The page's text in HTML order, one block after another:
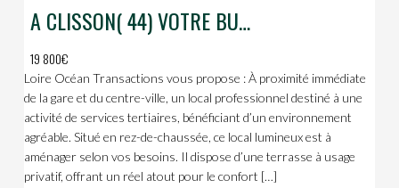
A CLISSON( 44) VOTRE BUSINESS ET DE LA QUALITE DE VIE
19 800€
Loire Océan Transactions vous propose : À proximité immédiate
de la gare et du centre-ville, un local professionnel destiné à une
activité de services tertiaires, bénéficiant d’un environnement
agréable. Situé en rez-de-chaussée, ce local lumineux est à
aménager selon vos besoins. Il dispose d’une terrasse à usage
privatif, offrant un réel atout pour le confort […]